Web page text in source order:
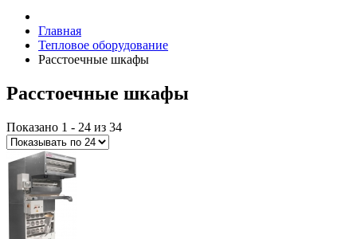
Главная
Тепловое оборудование
Расстоечные шкафы
Расстоечные шкафы
Показано 1 - 24 из 34